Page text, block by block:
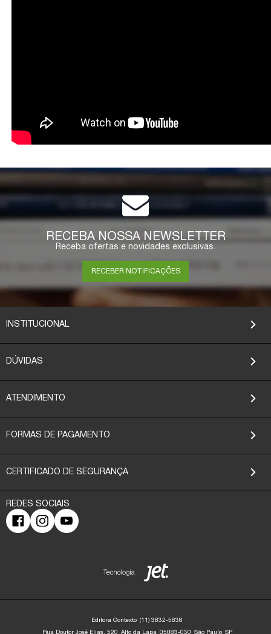
RECEBA NOSSA NEWSLETTER
Receba ofertas e novidades exclusivas.
RECEBER NOTIFICAÇÕES
INSTITUCIONAL
DÚVIDAS
ATENDIMENTO
FORMAS DE PAGAMENTO
CERTIFICADO DE SEGURANÇA
Editora Contexto (11) 3832-5838
Rua Doutor José Elias, 520 Alto da Lapa 05083-030 São Paulo SP